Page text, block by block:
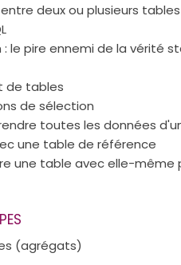
deux ou plusieurs tables
le pire ennemi de la vérité
de tables
de sélection
toutes les données
une table de référence
une table avec elle-même
(agrégats)